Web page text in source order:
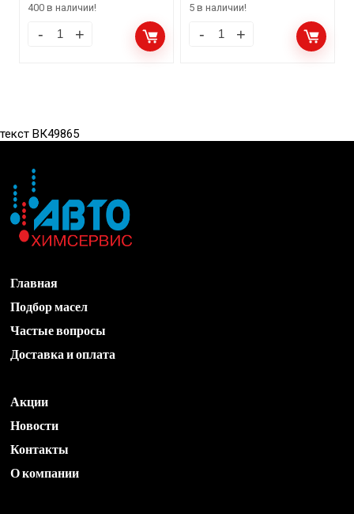
400 в наличии! 5 в наличии!
текст ВК49865
Главная
Подбор масел
Частые вопросы
Доставка и оплата
Акции
Новости
Контакты
О компании